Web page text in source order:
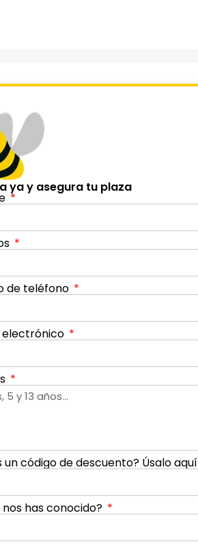
ya y asegura tu plaza
de teléfono
un código de descuento? Úsalo aquí
has conocido?